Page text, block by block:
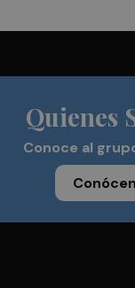
Quienes
Conoce al